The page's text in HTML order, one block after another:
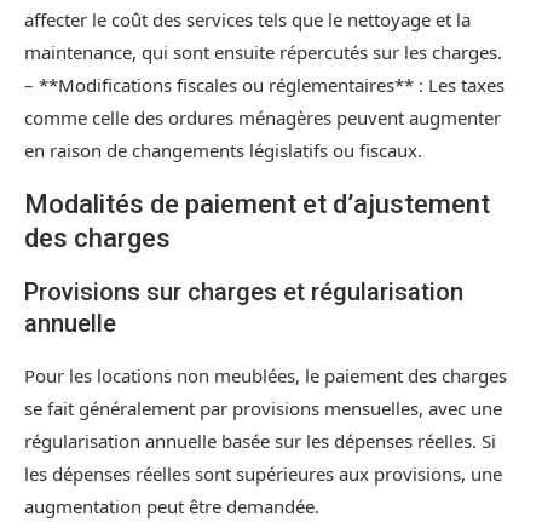
affecter le coût des services tels que le nettoyage et la
maintenance, qui sont ensuite répercutés sur les charges.
– **Modifications fiscales ou réglementaires** : Les taxes
comme celle des ordures ménagères peuvent augmenter
en raison de changements législatifs ou fiscaux.
Modalités de paiement et d’ajustement
des charges
Provisions sur charges et régularisation
annuelle
Pour les locations non meublées, le paiement des charges
se fait généralement par provisions mensuelles, avec une
régularisation annuelle basée sur les dépenses réelles. Si
les dépenses réelles sont supérieures aux provisions, une
augmentation peut être demandée.